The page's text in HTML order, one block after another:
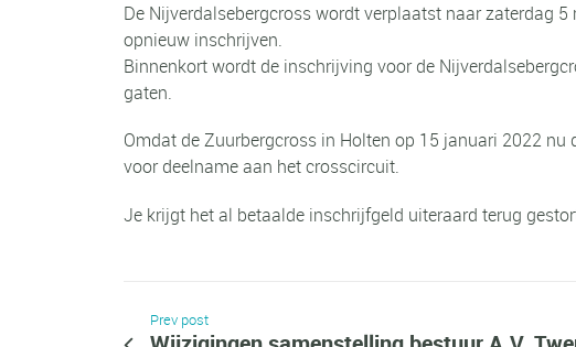
De Nijverdalsebergcross wordt verplaatst naar zaterdag
opnieuw inschrijven.
Binnenkort wordt de inschrijving voor de
gaten.
Omdat de Zuurbergcross in Holten op 15 januari 2022
voor deelname aan het crosscircuit.
Je krijgt het al betaalde inschrijfgeld uiteraard terug
Prev post